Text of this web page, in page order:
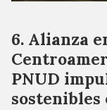
Alianza
PNUD
sostenibles